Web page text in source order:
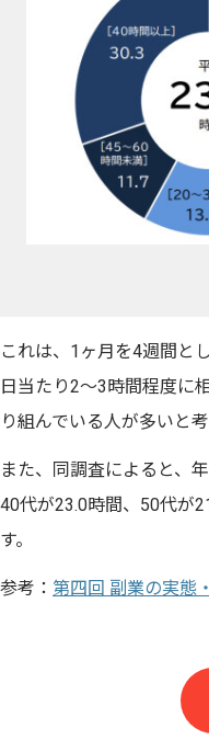
これは、1ヶ月を4週間と
日当たり2～3時間程度に
り組んでいる人が多いと
また、同調査によると、
40代が23.0時間、50代が
す。
参考： 第四回 副業の実態